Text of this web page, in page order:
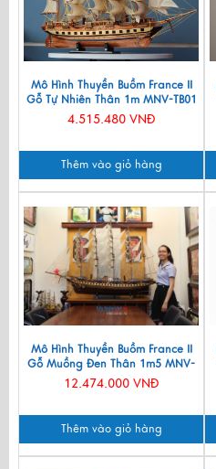
Mô Hình Thuyền Buồm France II
Gỗ Tự Nhiên Thân 1m MNV-TB01
4.515.480 VNĐ
Thêm vào giỏ hàng
Mô Hình Thuyền Buồm France II
Gỗ Muồng Đen Thân 1m5 MNV-
TB18
12.474.000 VNĐ
Thêm vào giỏ hàng